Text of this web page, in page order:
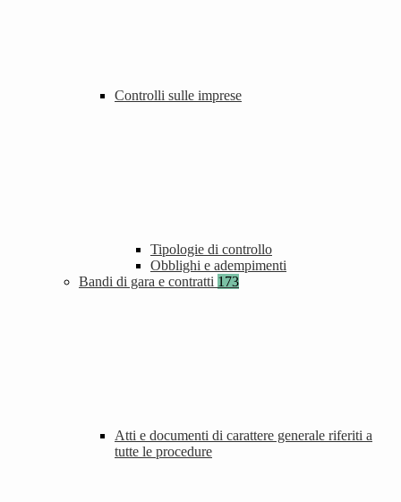
Controlli sulle imprese
Tipologie di controllo
Obblighi e adempimenti
Bandi di gara e contratti 173
Atti e documenti di carattere generale riferiti a
tutte le procedure